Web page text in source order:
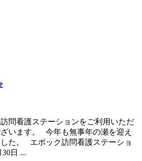
問看護ステーションをご利用いただ
います。 今年も無事年の瀬を迎え
た。 エポック訪問看護ステーショ
30日 ...